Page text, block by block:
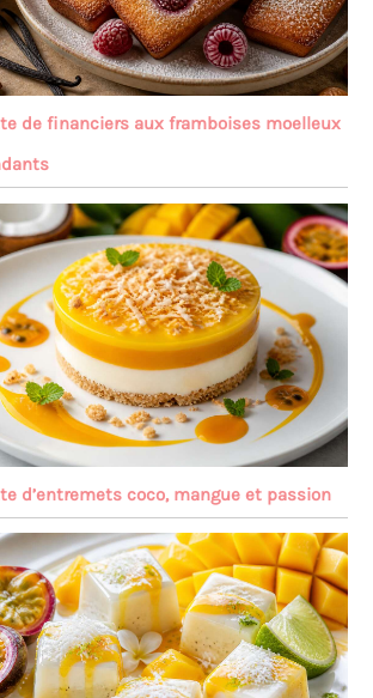
de financiers aux framboises moelleux
d’entremets coco, mangue et passion